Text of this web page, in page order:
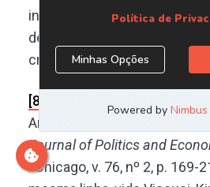
instância, de um exercício
deixando algum patamar de
crime.
[8]
Vide Becker, Gary S.
An Economic Approach.
Journal of Politics and
. Chicago, v. 76, nº 2, p. 169-